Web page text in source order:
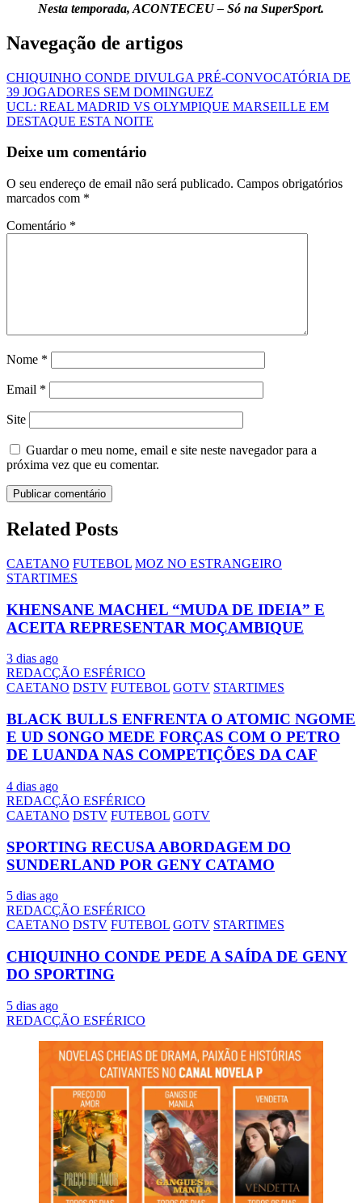
Nesta temporada, ACONTECEU – Só na SuperSport.
Navegação de artigos
CHIQUINHO CONDE DIVULGA PRÉ-CONVOCATÓRIA DE
39 JOGADORES SEM DOMINGUEZ
UCL: REAL MADRID VS OLYMPIQUE MARSEILLE EM
DESTAQUE ESTA NOITE
Deixe um comentário
O seu endereço de email não será publicado. Campos obrigatórios
marcados com *
Comentário *
Nome *
Email *
Site
Guardar o meu nome, email e site neste navegador para a
próxima vez que eu comentar.
Related Posts
CAETANO FUTEBOL MOZ NO ESTRANGEIRO
STARTIMES
KHENSANE MACHEL “MUDA DE IDEIA” E
ACEITA REPRESENTAR MOÇAMBIQUE
3 dias ago
REDACÇÃO ESFÉRICO
CAETANO DSTV FUTEBOL GOTV STARTIMES
BLACK BULLS ENFRENTA O ATOMIC NGOME
E UD SONGO MEDE FORÇAS COM O PETRO
DE LUANDA NAS COMPETIÇÕES DA CAF
4 dias ago
REDACÇÃO ESFÉRICO
CAETANO DSTV FUTEBOL GOTV
SPORTING RECUSA ABORDAGEM DO
SUNDERLAND POR GENY CATAMO
5 dias ago
REDACÇÃO ESFÉRICO
CAETANO DSTV FUTEBOL GOTV STARTIMES
CHIQUINHO CONDE PEDE A SAÍDA DE GENY
DO SPORTING
5 dias ago
REDACÇÃO ESFÉRICO